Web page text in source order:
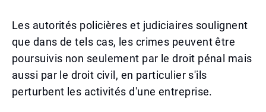
Les autorités policières et judiciaires soulignent
que dans de tels cas, les crimes peuvent être
poursuivis non seulement par le droit pénal mais
aussi par le droit civil, en particulier s'ils
perturbent les activités d'une entreprise.